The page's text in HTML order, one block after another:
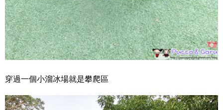
穿過一個小溜冰場就是攀爬區